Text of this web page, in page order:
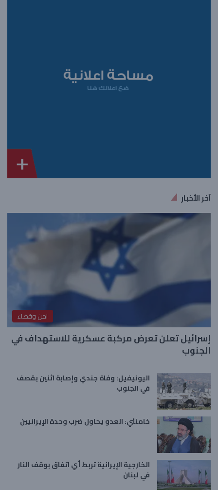
آخر الأخبار
امن وقضاء
إسرائيل تعلن تعرض مركبة عسكرية للاستهداف في
الجنوب
اليونيفيل: وفاة جندي وإصابة اثنين بقصف
في الجنوب
خامنئي: العدو يحاول ضرب وحدة الإيرانيين
الخارجية الإيرانية تربط أي اتفاق بوقف النار
في لبنان